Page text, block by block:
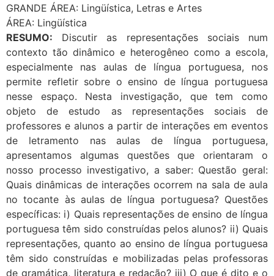
GRANDE ÁREA: Lingüística, Letras e Artes
ÁREA: Lingüística
RESUMO: Discutir as representações sociais num
contexto tão dinâmico e heterogêneo como a escola,
especialmente nas aulas de língua portuguesa, nos
permite refletir sobre o ensino de língua portuguesa
nesse espaço. Nesta investigação, que tem como
objeto de estudo as representações sociais de
professores e alunos a partir de interações em eventos
de letramento nas aulas de língua portuguesa,
apresentamos algumas questões que orientaram o
nosso processo investigativo, a saber: Questão geral:
Quais dinâmicas de interações ocorrem na sala de aula
no tocante às aulas de língua portuguesa? Questões
específicas: i) Quais representações de ensino de língua
portuguesa têm sido construídas pelos alunos? ii) Quais
representações, quanto ao ensino de língua portuguesa
têm sido construídas e mobilizadas pelas professoras
de gramática, literatura e redação? iii) O que é dito e o